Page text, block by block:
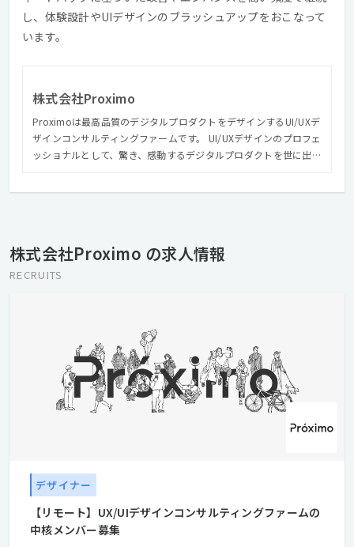
し、体験設計やUIデザインのブラッシュアップをおこなって
います。
株式会社Proximo
Proximoは最高品質のデジタルプロダクトをデザインするUI/UXデ
ザインコンサルティングファームです。 UI/UXデザインのプロフェ
ッショナルとして、驚き、感動するデジタルプロダクトを世に出す
アントには 「ユーザーの数や満足度が向上し、ビジネスや事業の
価値が上がる」 そして我々デジタルプロダクトの作り手は 「クラ
株式会社Proximo の求人情報
RECRUITS
デザイナー
【リモート】UX/UIデザインコンサルティングファームの
中核メンバー募集